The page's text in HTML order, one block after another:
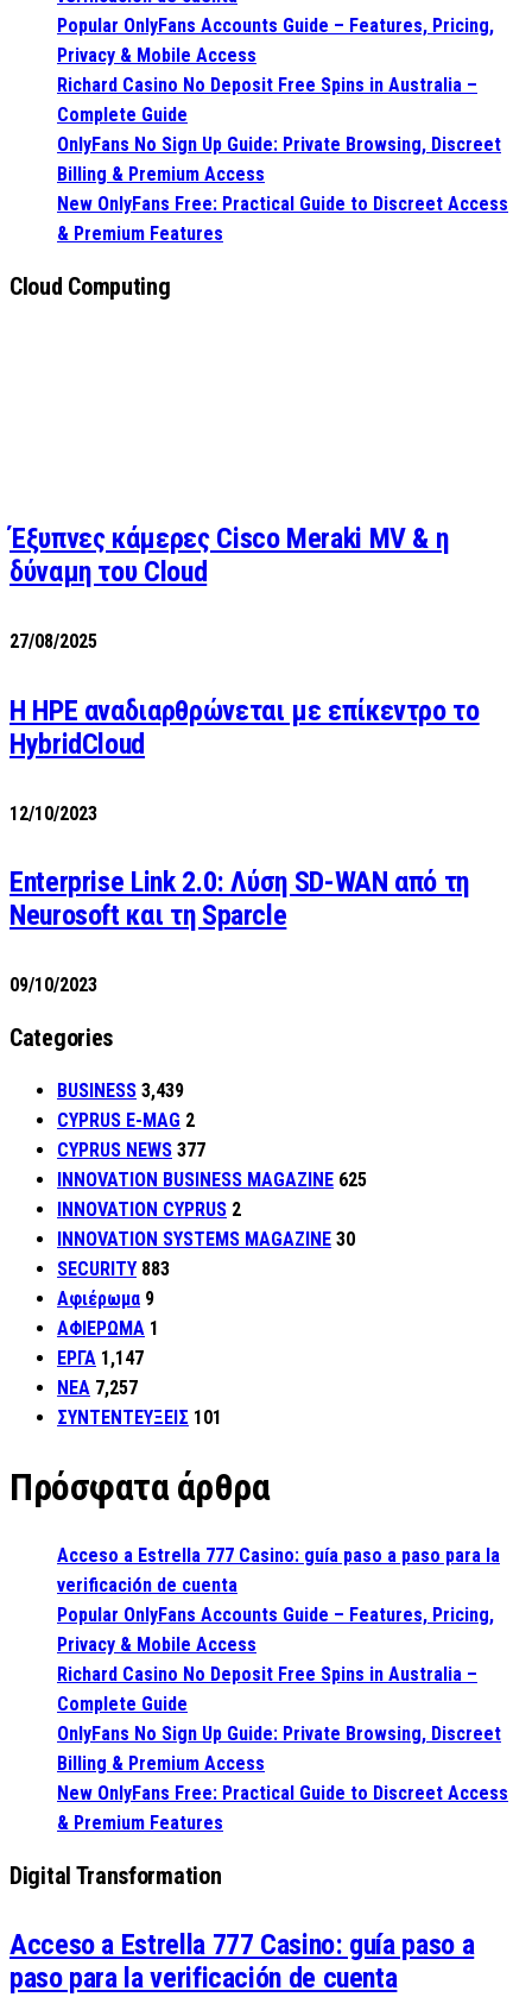
Popular OnlyFans Accounts Guide – Features, Pricing,
Privacy & Mobile Access
Richard Casino No Deposit Free Spins in Australia –
Complete Guide
OnlyFans No Sign Up Guide: Private Browsing, Discreet
Billing & Premium Access
New OnlyFans Free: Practical Guide to Discreet Access
& Premium Features
Cloud Computing
Έξυπνες κάμερες Cisco Meraki MV & η
δύναμη του Cloud
27/08/2025
H HPE αναδιαρθρώνεται με επίκεντρο το
HybridCloud
12/10/2023
Enterprise Link 2.0: Λύση SD-WAN από τη
Neurosoft και τη Sparcle
09/10/2023
Categories
BUSINESS 3,439
CYPRUS E-MAG 2
CYPRUS NEWS 377
INNOVATION BUSINESS MAGAZINE 625
INNOVATION CYPRUS 2
INNOVATION SYSTEMS MAGAZINE 30
SECURITY 883
Αφιέρωμα 9
ΑΦΙΕΡΩΜΑ 1
ΕΡΓΑ 1,147
ΝΕΑ 7,257
ΣΥΝΤΕΝΤΕΥΞΕΙΣ 101
Πρόσφατα άρθρα
Acceso a Estrella 777 Casino: guía paso a paso para la
verificación de cuenta
Popular OnlyFans Accounts Guide – Features, Pricing,
Privacy & Mobile Access
Richard Casino No Deposit Free Spins in Australia –
Complete Guide
OnlyFans No Sign Up Guide: Private Browsing, Discreet
Billing & Premium Access
New OnlyFans Free: Practical Guide to Discreet Access
& Premium Features
Digital Transformation
Acceso a Estrella 777 Casino: guía paso a
paso para la verificación de cuenta